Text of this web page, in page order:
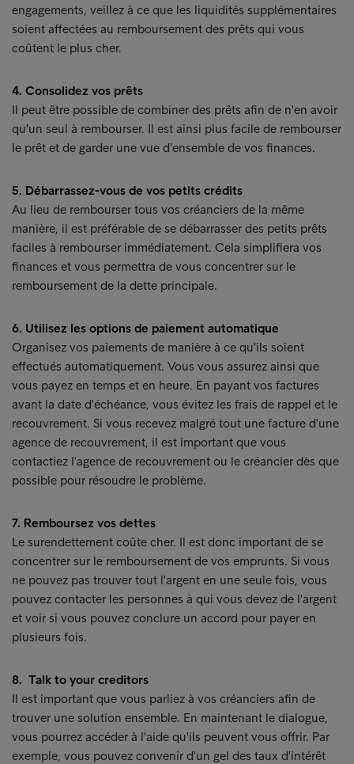
engagements, veillez à ce que les liquidités supplémentaires
soient affectées au remboursement des prêts qui vous
coûtent le plus cher.
4. Consolidez vos prêts
Il peut être possible de combiner des prêts afin de n'en avoir
qu'un seul à rembourser. Il est ainsi plus facile de rembourser
le prêt et de garder une vue d'ensemble de vos finances.
5. Débarrassez-vous de vos petits crédits
Au lieu de rembourser tous vos créanciers de la même
manière, il est préférable de se débarrasser des petits prêts
faciles à rembourser immédiatement. Cela simplifiera vos
finances et vous permettra de vous concentrer sur le
remboursement de la dette principale.
6. Utilisez les options de paiement automatique
Organisez vos paiements de manière à ce qu'ils soient
effectués automatiquement. Vous vous assurez ainsi que
vous payez en temps et en heure. En payant vos factures
avant la date d'échéance, vous évitez les frais de rappel et le
recouvrement. Si vous recevez malgré tout une facture d'une
agence de recouvrement, il est important que vous
contactiez l'agence de recouvrement ou le créancier dès que
possible pour résoudre le problème.
7. Remboursez vos dettes
Le surendettement coûte cher. Il est donc important de se
concentrer sur le remboursement de vos emprunts. Si vous
ne pouvez pas trouver tout l'argent en une seule fois, vous
pouvez contacter les personnes à qui vous devez de l'argent
et voir si vous pouvez conclure un accord pour payer en
plusieurs fois.
8. Talk to your creditors
Il est important que vous parliez à vos créanciers afin de
trouver une solution ensemble. En maintenant le dialogue,
vous pourrez accéder à l'aide qu'ils peuvent vous offrir. Par
exemple, vous pouvez convenir d'un gel des taux d'intérêt